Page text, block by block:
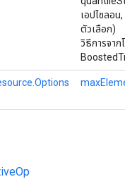
เอปไซลอน,
ตัวเลือก)
วิธีการจาก